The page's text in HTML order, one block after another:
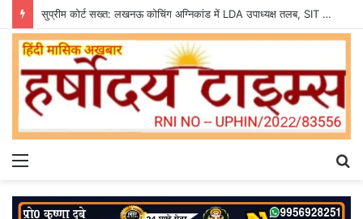
सुप्रीम कोर्ट सख्त: लखनऊ कोचिंग अग्निकांड में LDA उपाध्यक्ष तलब, SIT से मांगी सीलबंद रिपोर्ट
Menu